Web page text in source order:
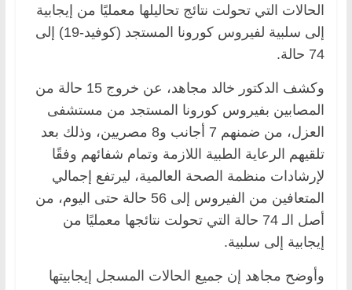
الحالات التي تحولت نتائج تحاليلها معمليًا من إيجابية
إلى سلبية لفيروس كورونا المستجد (كوفيد-19) إلى
74 حالة.
وكشف الدكتور خالد مجاهد، عن خروج 15 حالة من
المصابين بفيروس كورونا المستجد من مستشفى
العزل، من ضمنهم 7 أجانب و8 مصريين، وذلك بعد
تلقيهم الرعاية الطبية اللازمة وتمام شفائهم وفقًا
لإرشادات منظمة الصحة العالمية، ليرتفع إجمالي
المتعافين من الفيروس إلى 56 حالة حتى اليوم، من
أصل الـ 74 حالة التي تحولت نتائجها معمليًا من
إيجابية إلى سلبية.
وأوضح مجاهد إن جميع الحالات المسجل إيجابيتها